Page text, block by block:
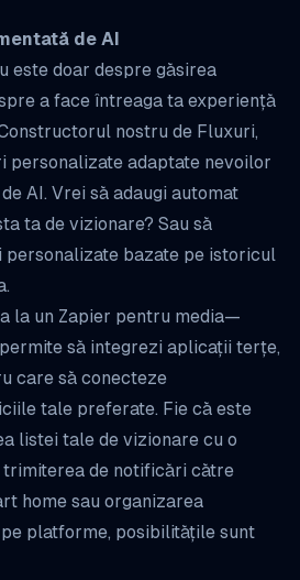
de AI
este doar despre găsirea
a face întreaga ta experiență
nostru de Fluxuri,
personalizate adaptate nevoilor
AI. Vrei să adaugi automat
ta de vizionare? Sau să
bazate pe istoricul
la un Zapier pentru media—
să integrezi aplicații terțe,
care să conecteze
tale preferate. Fie că este
listei tale de vizionare cu o
trimiterea de notificări către
home sau organizarea
platforme, posibilitățile sunt